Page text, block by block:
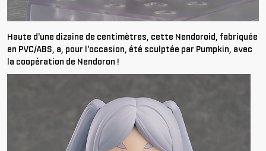
Haute d'une dizaine de centimètres, cette Nendoroid, fabriquée
en PVC/ABS, a, pour l'occasion, été sculptée par Pumpkin, avec
la coopération de Nendoron !